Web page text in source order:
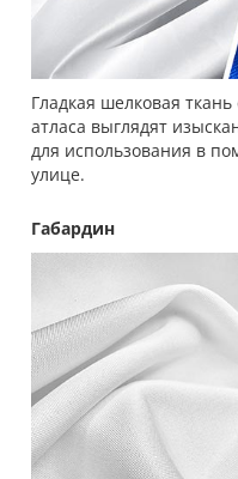
Гладкая шелковая
атласа выглядят
для использования в
улице.
Габардин